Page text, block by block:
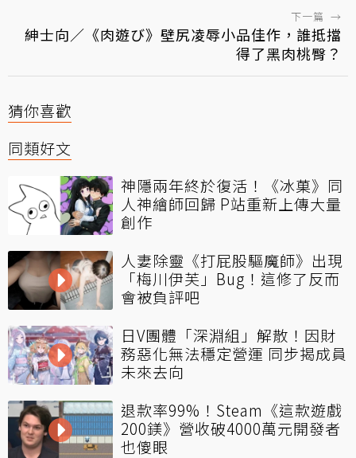
下一篇 →
紳士向／《肉遊び》壁尻凌辱小品佳作，誰抵擋
得了黑肉桃臀？
猜你喜歡
同類好文
神隱兩年終於復活！《冰菓》同
人神繪師回歸 P站重新上傳大量
創作
人妻除靈《打屁股驅魔師》出現
「梅川伊芙」Bug！這修了反而
會被負評吧
日V團體「深淵組」解散！因財
務惡化無法穩定營運 同步揭成員
未來去向
退款率99%！Steam《這款遊戲
200鎂》營收破4000萬元開發者
也傻眼